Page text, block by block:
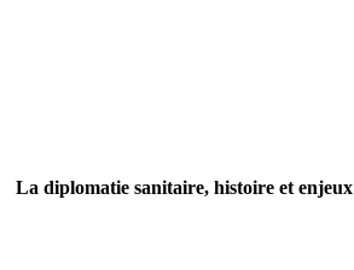
La diplomatie sanitaire, histoire et enjeux